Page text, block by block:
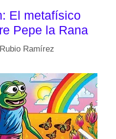
El metafísico
Pepe la Rana
Ramírez